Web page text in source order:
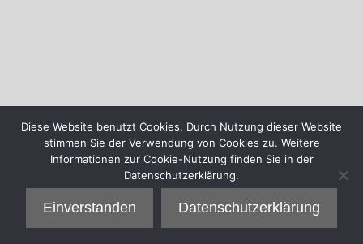
Diese Website benutzt Cookies. Durch Nutzung dieser Website
stimmen Sie der Verwendung von Cookies zu. Weitere
Informationen zur Cookie-Nutzung finden Sie in der
Datenschutzerklärung.
Einverstanden Datenschutzerklärung